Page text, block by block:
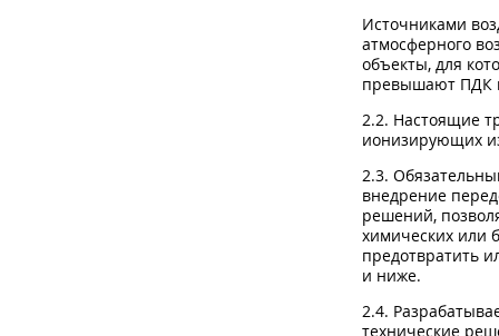
Источниками
атмосферного
объекты, для
превышают ПДК
2.2. Настоящие
ионизирующих
2.3.
внедрение
решений,
химических или
предотвратить
и ниже.
2.4.
технические